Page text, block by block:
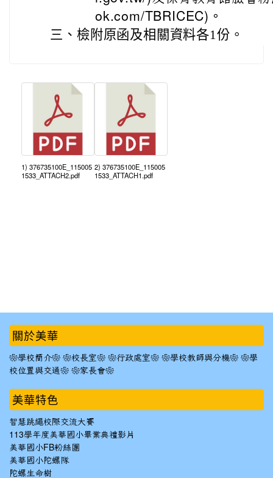
ok.com/TBRICEC)。
三、 檢附原函及相關資料各1份。
1) 376735100E_115005
1533_ATTACH2.pdf
2) 376735100E_115005
1533_ATTACH1.pdf
::: 關於美華
❀學校簡介❀ ❀校長室❀ ❀行政處室❀ ❀學校教師與分機❀ ❀學
校位置與交通❀ ❀家長會❀
美華特色
智慧跳繩校際交流大賽
113學年度美華國小畢業典禮影片
美華國小FB粉絲團
美華國小陀螺隊
陀螺生命樹